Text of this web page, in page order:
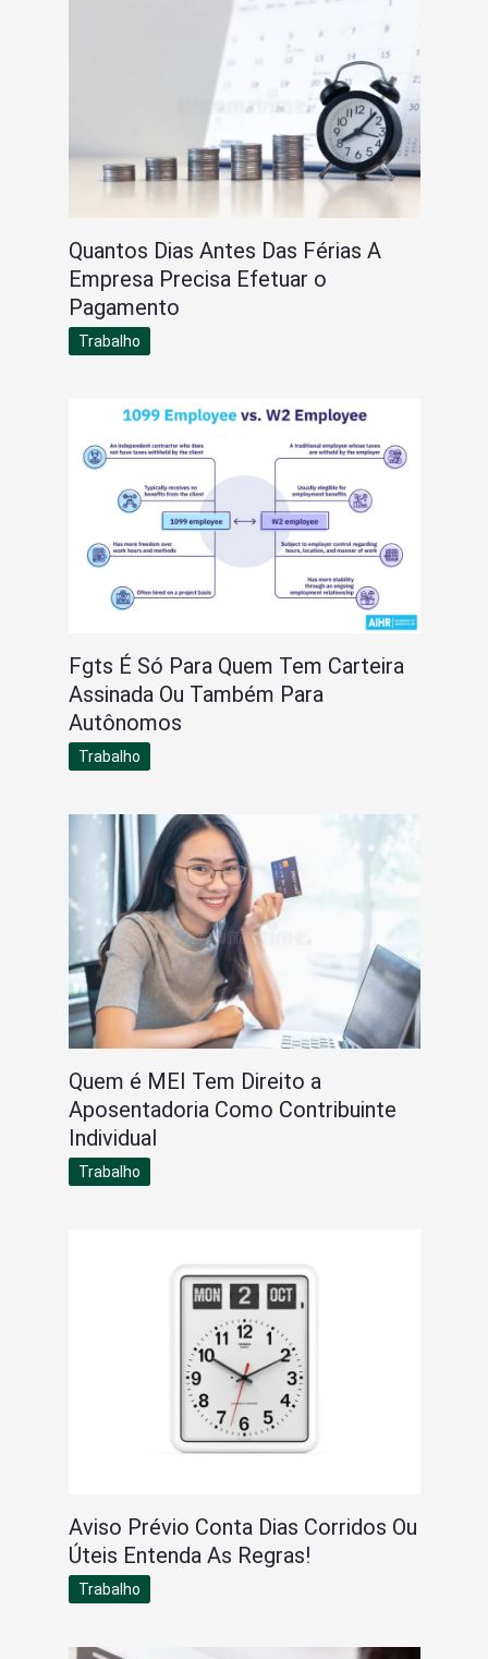
Quantos Dias Antes Das Férias A
Empresa Precisa Efetuar o
Pagamento
Trabalho
Fgts É Só Para Quem Tem Carteira
Assinada Ou Também Para
Autônomos
Trabalho
Quem é MEI Tem Direito a
Aposentadoria Como Contribuinte
Individual
Trabalho
Aviso Prévio Conta Dias Corridos Ou
Úteis Entenda As Regras!
Trabalho